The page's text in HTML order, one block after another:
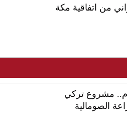
من اتفاقية مكة
مشروع تركي
الصومالية